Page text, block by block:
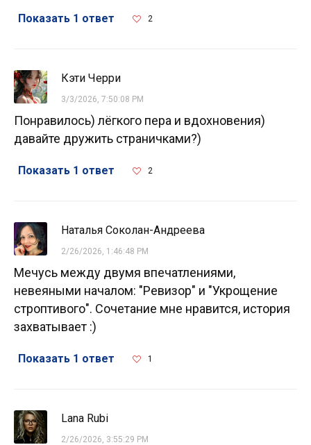
Показать 1 ответ 2
Кэти Черри
3/3/2026, 7:50:08 PM
Понравилось) лёгкого пера и вдохновения)
давайте дружить страничками?)
Показать 1 ответ 2
Наталья Соколан-Андреева
2/26/2026, 1:46:48 PM
Мечусь между двумя впечатлениями,
невеяными началом: "Ревизор" и "Укрощение
строптивого". Сочетание мне нравится, история
захватывает :)
Показать 1 ответ 1
Lana Rubi
2/26/2026, 3:55:29 PM